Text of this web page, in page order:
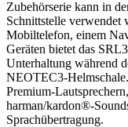
Zubehörserie kann in
Schnittstelle verwendet
Mobiltelefon, einem
Geräten bietet das
Unterhaltung während
NEOTEC3-
Premium-
harman/kardon®-
Sprachübertragung.